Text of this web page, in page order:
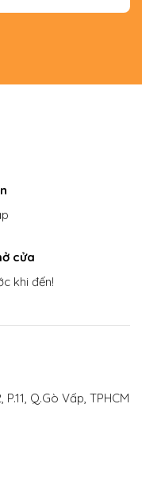
cửa
khi đến!
Q.Gò Vấp, TPHCM